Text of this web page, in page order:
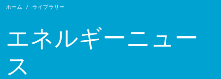
ホーム ライブラリー
エネルギーニュー
ス